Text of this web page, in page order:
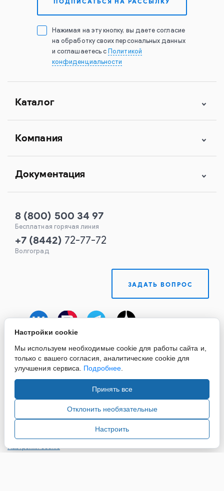
Нажимая на эту кнопку, вы даете согласие
на обработку своих персональных данных
и соглашаетесь с Политикой
конфиденциальности
Каталог
Компания
Документация
8 (800) 500 34 97
Бесплатная горячая линия
+7 (8442) 72-77-72
Волгоград
ЗАДАТЬ ВОПРОС
информации и материалов сайта, ссылка на источник
обязательна.
Настройки cookie
Настройки cookie
Мы используем необходимые cookie для работы сайта и,
только с вашего согласия, аналитические cookie для
улучшения сервиса. Подробнее.
Принять все
Отклонить необязательные
Настроить